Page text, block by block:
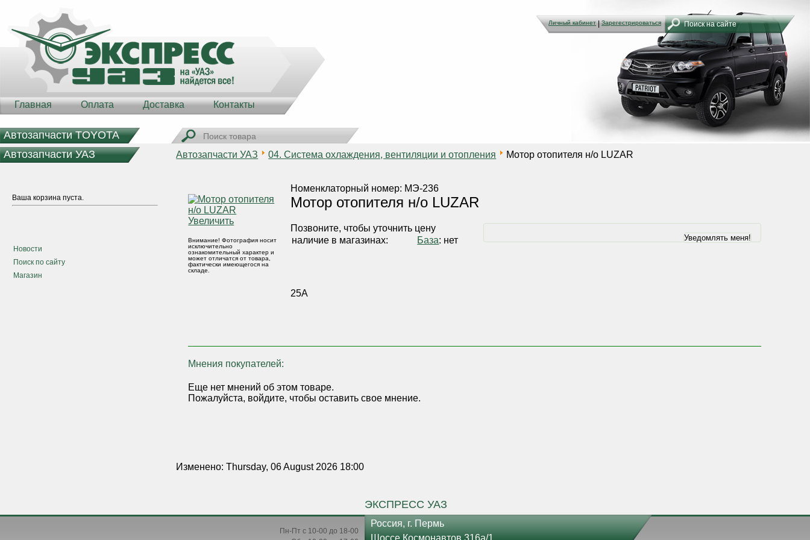
Личный кабинет|Зарегестрироваться
Главная Оплата Доставка Контакты
Личный кабинет|Зарегестрироваться
Автозапчасти TOYOTA
Автозапчасти УАЗ
Ваша корзина пуста.
Новости
Поиск по сайту
Магазин
Автозапчасти УАЗ 04. Система охлаждения, вентиляции и отопления Мотор отопителя н/о LUZAR
Увеличить
Внимание! Фотография носит
исключительно
ознакомительный характер и
может отличатся от товара,
фактически имеющегося на
складе.
Номенклаторный номер: МЭ-236
Мотор отопителя н/о LUZAR
Позвоните, чтобы уточнить цену
наличие в магазинах:
База: нет
25А
Мнения покупателей:
Еще нет мнений об этом товаре.
Пожалуйста, войдите, чтобы оставить свое мнение.
Изменено: Thursday, 06 August 2026 18:00
ЭКСПРЕСС УАЗ
Россия, г. Пермь
Пн-Пт с 10-00 до 18-00